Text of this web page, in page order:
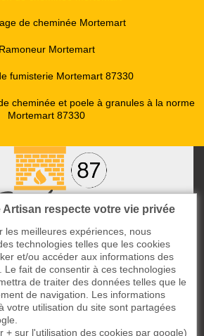
de cheminée Mortemart
Ramoneur Mortemart
fumisterie Mortemart 87330
cheminée et poele à granules à la norme
Mortemart 87330
ccas le Bourg
87220 Boisseuil
33 06 14 49
37 57 44 80
Artisan respecte votre vie privée
les meilleures expériences, nous
technologies telles que les cookies
et/ou accéder aux informations des
Le fait de consentir à ces technologies
de traiter des données telles que le
de navigation. Les informations
votre utilisation du site sont partagées
+ sur l'utilisation des cookies par google)